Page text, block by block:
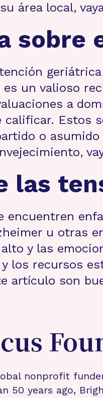
área local,
sobre
un valioso
a
calificar. Estos
o
las
encuentren
u otras
y las
los recursos
artículo son
nonprofit
50 years ago,